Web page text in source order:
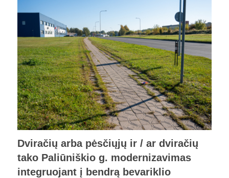
Dviračių arba pėsčiųjų ir / ar dviračių
tako Paliūniškio g. modernizavimas
integruojant į bendrą bevariklio